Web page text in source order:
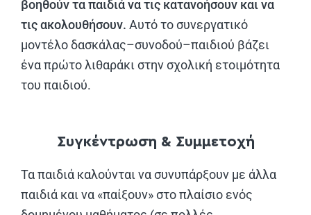
βοηθούν τα παιδιά να τις κατανοήσουν και να
τις ακολουθήσουν. Αυτό το συνεργατικό
μοντέλο δασκάλας–συνοδού–παιδιού βάζει
ένα πρώτο λιθαράκι στην σχολική ετοιμότητα
του παιδιού.
Συγκέντρωση & Συμμετοχή
Τα παιδιά καλούνται να συνυπάρξουν με άλλα
παιδιά και να «παίξουν» στο πλαίσιο ενός